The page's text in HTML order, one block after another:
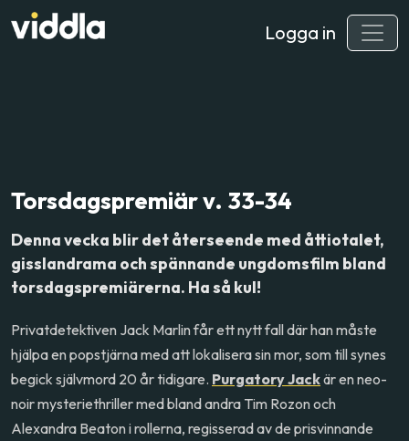
Logga in
Torsdagspremiär v. 33-34
Denna vecka blir det återseende med åttiotalet,
gisslandrama och spännande ungdomsfilm bland
torsdagspremiärerna. Ha så kul!
Privatdetektiven Jack Marlin får ett nytt fall där han måste
hjälpa en popstjärna med att lokalisera sin mor, som till synes
begick självmord 20 år tidigare. Purgatory Jackär en neo-
noir mysteriethriller med bland andra Tim Rozon och
Alexandra Beaton i rollerna, regisserad av de prisvinnande